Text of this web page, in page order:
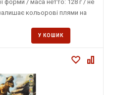
форми / маса нетто: 128 г / не
кольорові плями на
У КОШИК